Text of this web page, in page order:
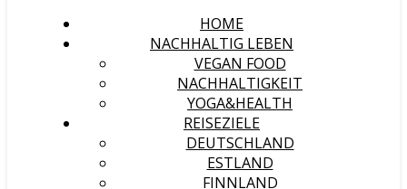
HOME
NACHHALTIG LEBEN
VEGAN FOOD
NACHHALTIGKEIT
YOGA&HEALTH
REISEZIELE
DEUTSCHLAND
ESTLAND
FINNLAND